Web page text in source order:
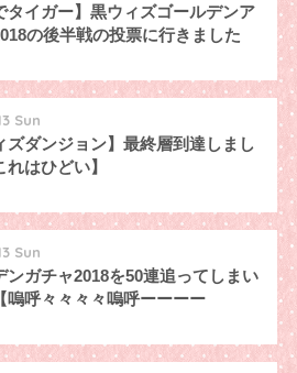
タイガー】黒ウィズゴールデンア
の後半戦の投票に行きました
Sun
ズダンジョン】最終層到達しまし
れはひどい】
Sun
ンガチャ2018を50連追ってしまい
嗚呼々々々々嗚呼ーーーー